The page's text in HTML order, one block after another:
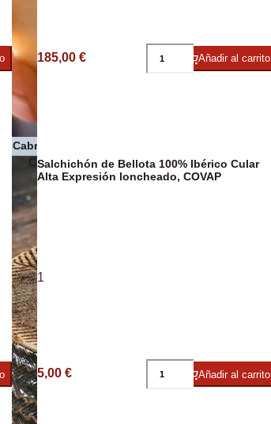
Cabra
Conservas de pescado y marisco
185,00 € Añadir al carrito
Salchichón de Bellota 100% Ibérico Cular
Alta Expresión loncheado, COVAP
1
5,00 € Añadir al carrito